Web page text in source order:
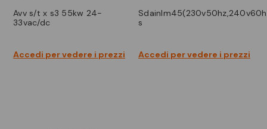
avv s/t x s3 55kw 24-
33vac/dc
Accedi per vedere i prezzi
sdainlm45(230v50hz,240v60hz)
s
Accedi per vedere i prezzi